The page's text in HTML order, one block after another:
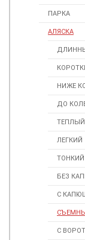
ПАРКА
АЛЯСКА
НИЖЕ
ДО
ТЕПЛЫЙ
ЛЕГКИЙ
ТОНКИЙ
БЕЗ
С
С